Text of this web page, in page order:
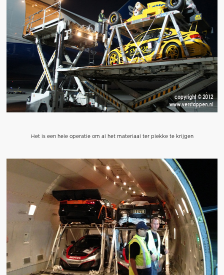
Het is een hele operatie om al het materiaal ter plekke te krijgen